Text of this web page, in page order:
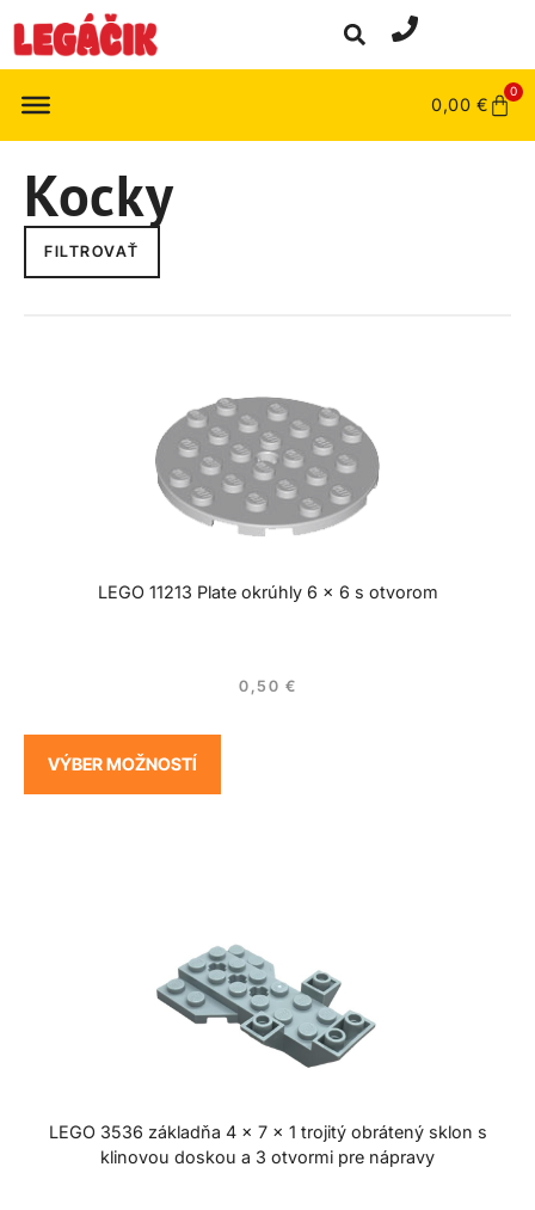
0,00 €
0
Kocky
FILTROVAŤ
LEGO 11213 Plate okrúhly 6 x 6 s otvorom
0,50 €
VÝBER MOŽNOSTÍ
LEGO 3536 základňa 4 x 7 x 1 trojitý obrátený sklon s
klinovou doskou a 3 otvormi pre nápravy